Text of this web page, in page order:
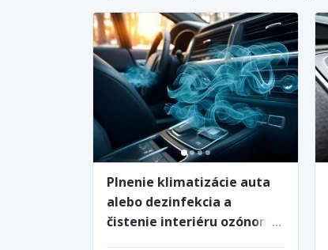
Plnenie klimatizácie auta
alebo dezinfekcia a
čistenie interiéru ozónom v